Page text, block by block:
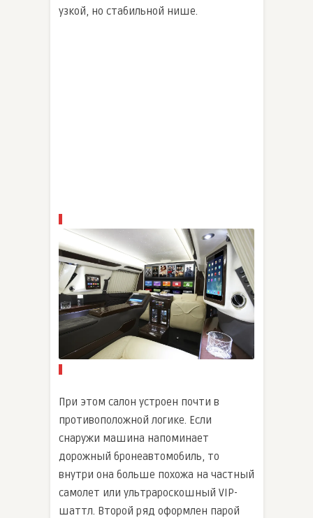
узкой, но стабильной нише.
При этом салон устроен почти в
противоположной логике. Если
снаружи машина напоминает
дорожный бронеавтомобиль, то
внутри она больше похожа на частный
самолет или ультрароскошный VIP-
шаттл. Второй ряд оформлен парой